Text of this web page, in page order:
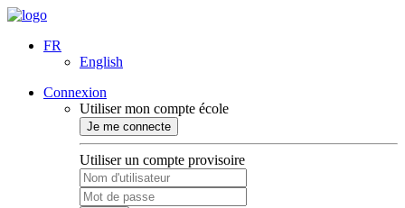
FR
English
Connexion
Utiliser mon compte école
Je me connecte
Utiliser un compte provisoire